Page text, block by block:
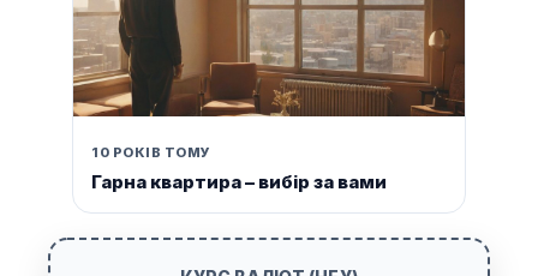
10 РОКІВ ТОМУ
Гарна квартира – вибір за вами